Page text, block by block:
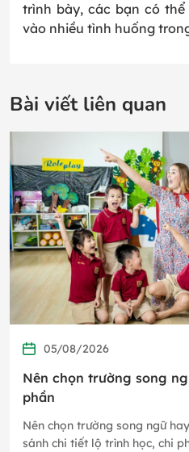
trình bày, các bạn có
vào nhiều tình huống
Bài viết liên quan
05/08/2026
Nên chọn trường song
phần
Nên chọn trường song ngữ
sánh chi tiết lộ trình học, chi